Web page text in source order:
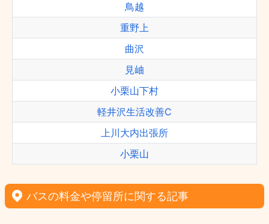
鳥越
重野上
曲沢
見岫
小栗山下村
軽井沢生活改善C
上川大内出張所
小栗山
バスの料金や停留所に関する記事